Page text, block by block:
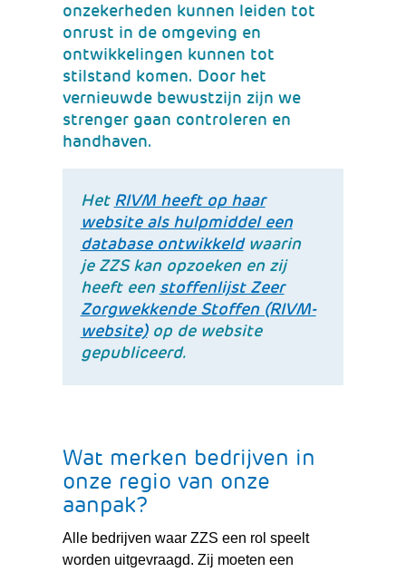
onzekerheden kunnen leiden tot
onrust in de omgeving en
ontwikkelingen kunnen tot
stilstand komen. Door het
vernieuwde bewustzijn zijn we
strenger gaan controleren en
handhaven.
Het RIVM heeft op haar
website als hulpmiddel een
database ontwikkeld(verwijst
naar
een
andere
website)
waarin
je ZZS kan opzoeken en zij
heeft een stoffenlijst Zeer
Zorgwekkende Stoffen (RIVM-
website)(verwijst
naar
op de website
gepubliceerd.
Wat merken bedrijven in
onze regio van onze
aanpak?
Alle bedrijven waar ZZS een rol speelt
worden uitgevraagd. Zij moeten een